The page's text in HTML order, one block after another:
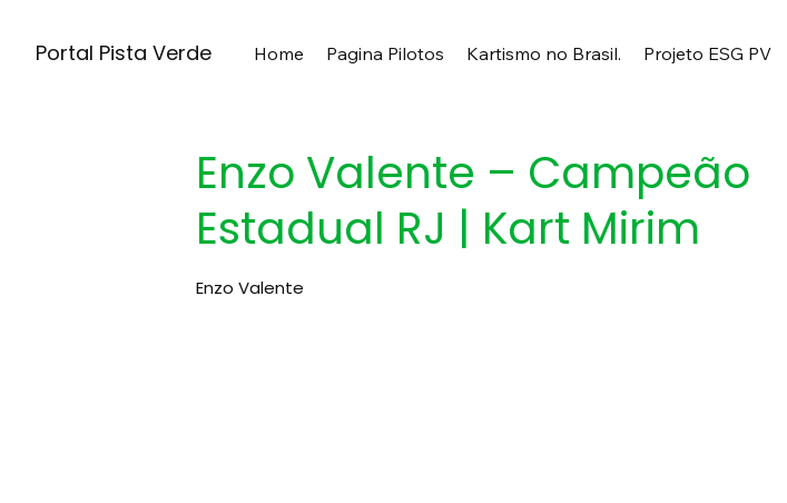
Portal Pista Verde Home Pagina Pilotos Kartismo no Brasil. Projeto ESG PV
Enzo Valente – Campeão
Estadual RJ | Kart Mirim
Enzo Valente